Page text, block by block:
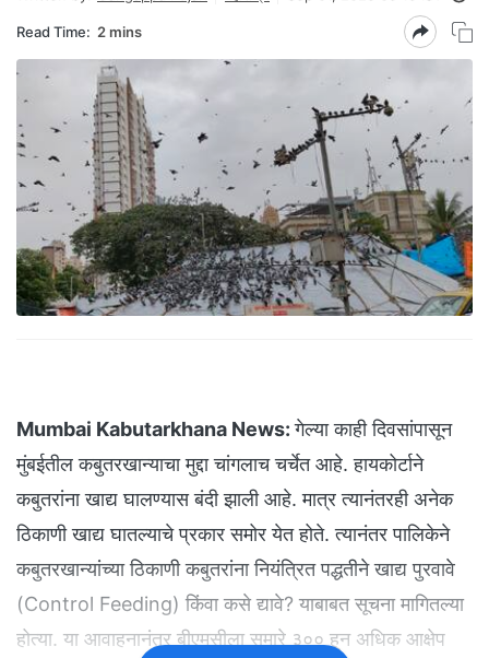
Read Time: 2 mins
Mumbai Kabutarkhana News:गेल्या काही दिवसांपासून
मुंबईतील कबुतरखान्याचा मुद्दा चांगलाच चर्चेत आहे. हायकोर्टाने
कबुतरांना खाद्य घालण्यास बंदी झाली आहे. मात्र त्यानंतरही अनेक
ठिकाणी खाद्य घातल्याचे प्रकार समोर येत होते. त्यानंतर पालिकेने
कबुतरखान्यांच्या ठिकाणी कबुतरांना नियंत्रित पद्धतीने खाद्य पुरवावे
(Control Feeding) किंवा कसे द्यावे? याबाबत सूचना मागितल्या
होत्या. या आवाहनानंतर बीएमसीला सुमारे ३०० हून अधिक आक्षेप